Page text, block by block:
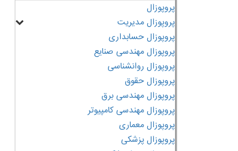
پروپوزال
پروپوزال مدیریت
پروپوزال حسابداری
پروپوزال مهندسی صنایع
پروپوزال روانشناسی
پروپوزال حقوق
پروپوزال مهندسی برق
پروپوزال مهندسی کامپیوتر
پروپوزال معماری
پروپوزال پزشکی